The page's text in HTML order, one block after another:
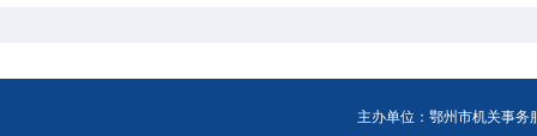
主办单位：鄂州市机关事